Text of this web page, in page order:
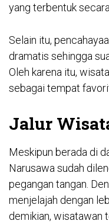
yang terbentuk
Selain itu,
dramatis sehingga
Oleh karena itu,
sebagai tempat
Jalur
Meskipun berada di
Narusawa sudah
pegangan tangan.
menjelajah dengan
demikian, wisatawan